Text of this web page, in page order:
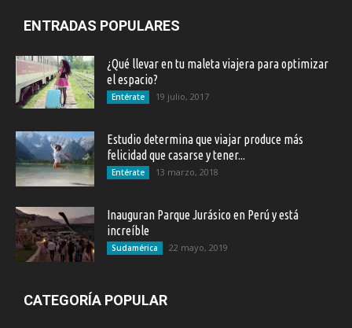
ENTRADAS POPULARES
¿Qué llevar en tu maleta viajera para optimizar
el espacio?
Entérate 19 julio, 2017
Estudio determina que viajar produce más
felicidad que casarse y tener...
Entérate 13 marzo, 2018
Inauguran Parque Jurásico en Perú y está
increíble
Sudamérica 22 mayo, 2019
CATEGORÍA POPULAR